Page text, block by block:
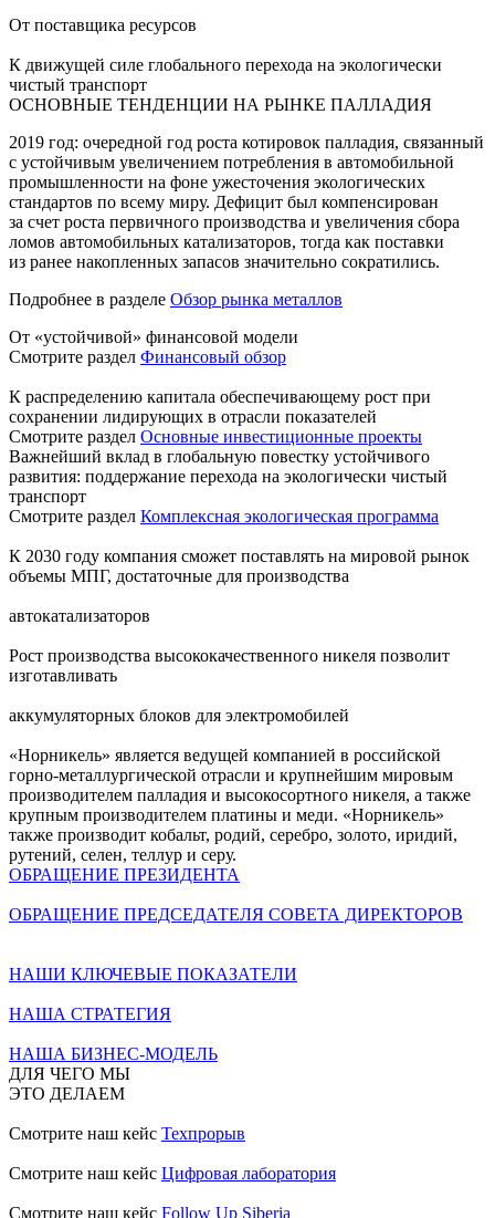
От поставщика ресурсов
К движущей силе глобального перехода на экологически
чистый транспорт
ОСНОВНЫЕ ТЕНДЕНЦИИ НА РЫНКЕ ПАЛЛАДИЯ
2019 год: очередной год роста котировок палладия, связанный
с устойчивым увеличением потребления в автомобильной
промышленности на фоне ужесточения экологических
стандартов по всему миру. Дефицит был компенсирован
за счет роста первичного производства и увеличения сбора
ломов автомобильных катализаторов, тогда как поставки
из ранее накопленных запасов значительно сократились.
Подробнее в разделе Обзор рынка металлов
От «устойчивой» финансовой модели
Смотрите раздел Финансовый обзор
К распределению капитала обеспечивающему рост при
сохранении лидирующих в отрасли показателей
Смотрите раздел Основные инвестиционные проекты
Важнейший вклад в глобальную повестку устойчивого
развития: поддержание перехода на экологически чистый
транспорт
Смотрите раздел Комплексная экологическая программа
К 2030 году компания сможет поставлять на мировой рынок
объемы МПГ, достаточные для производства
автокатализаторов
Рост производства высококачественного никеля позволит
изготавливать
аккумуляторных блоков для электромобилей
«Норникель» является ведущей компанией в российской
горно-металлургической отрасли и крупнейшим мировым
производителем палладия и высокосортного никеля, а также
крупным производителем платины и меди. «Норникель»
также производит кобальт, родий, серебро, золото, иридий,
рутений, селен, теллур и серу.
ОБРАЩЕНИЕ ПРЕЗИДЕНТА
ОБРАЩЕНИЕ ПРЕДСЕДАТЕЛЯ СОВЕТА ДИРЕКТОРОВ
НАШИ КЛЮЧЕВЫЕ ПОКАЗАТЕЛИ
НАША СТРАТЕГИЯ
НАША БИЗНЕС-МОДЕЛЬ
ДЛЯ ЧЕГО МЫ
ЭТО ДЕЛАЕМ
Смотрите наш кейс Техпрорыв
Смотрите наш кейс Цифровая лаборатория
Смотрите наш кейс Follow Up Siberia